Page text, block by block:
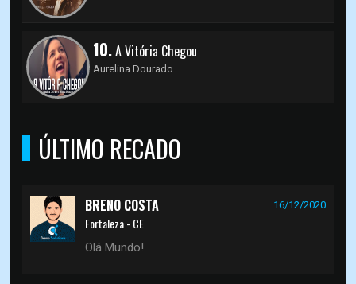
10.A Vitória Chegou
Aurelina Dourado
ÚLTIMO RECADO
BRENO COSTA 16/12/2020
Fortaleza - CE
Olá Mundo!